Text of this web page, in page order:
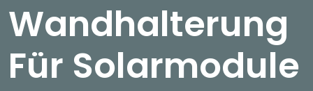
Wandhalterung
Für Solarmodule